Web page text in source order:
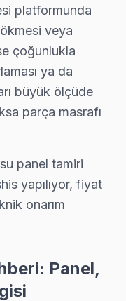
4K veya HDR işlemesi
TV kullanım yoğunluğu,
Bayrampaşa
2009'dan bu yana
ücretsiz arıza
bölgedeki her Dijitsu
vermeden önce
da basının
platformunda
veya
çoğunlukla
ya da
büyük ölçüde
parça masrafı
panel tamiri
yapılıyor, fiyat
onarım
Panel,